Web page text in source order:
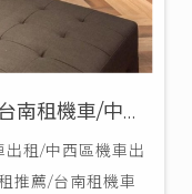
南租機車/中西
租/中西區機車出
推薦/台南租機車